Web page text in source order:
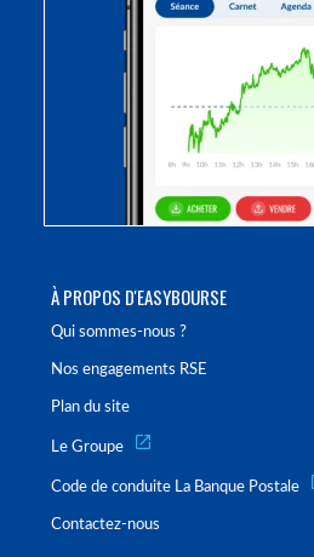
À PROPOS D'EASYBOURSE
Qui sommes-nous ?
Nos engagements RSE
Plan du site
Le Groupe
Code de conduite La Banque Postale
Contactez-nous